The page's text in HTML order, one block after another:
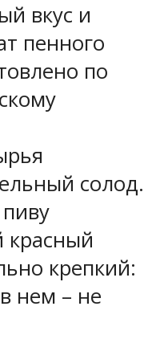
вкус и
пенного
по
солод.
красный
крепкий:
нем – не